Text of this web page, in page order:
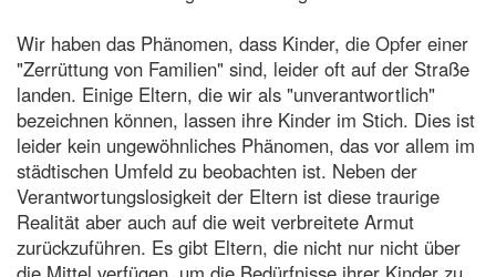
Wir haben das Phänomen, dass Kinder, die Opfer einer
"Zerrüttung von Familien" sind, leider oft auf der Straße
landen. Einige Eltern, die wir als "unverantwortlich"
bezeichnen können, lassen ihre Kinder im Stich. Dies ist
leider kein ungewöhnliches Phänomen, das vor allem im
städtischen Umfeld zu beobachten ist. Neben der
Verantwortungslosigkeit der Eltern ist diese traurige
Realität aber auch auf die weit verbreitete Armut
zurückzuführen. Es gibt Eltern, die nicht nur nicht über